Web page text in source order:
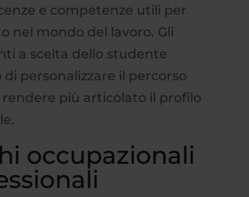
e competenze utili per
nel mondo del lavoro. Gli
a scelta dello studente
personalizzare il percorso
più articolato il profilo
occupazionali